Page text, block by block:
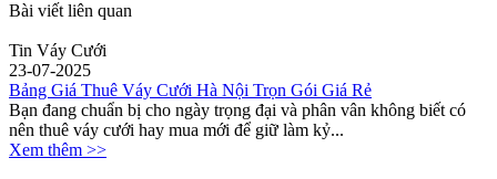
Bài viết liên quan
Tin Váy Cưới
23-07-2025
Bảng Giá Thuê Váy Cưới Hà Nội Trọn Gói Giá Rẻ
Bạn đang chuẩn bị cho ngày trọng đại và phân vân không biết có
nên thuê váy cưới hay mua mới để giữ làm kỷ...
Xem thêm >>